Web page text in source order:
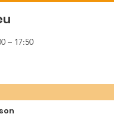
– 17:50